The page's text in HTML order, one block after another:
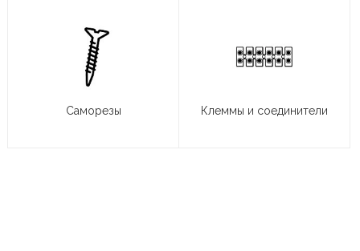
Саморезы Клеммы и соединители